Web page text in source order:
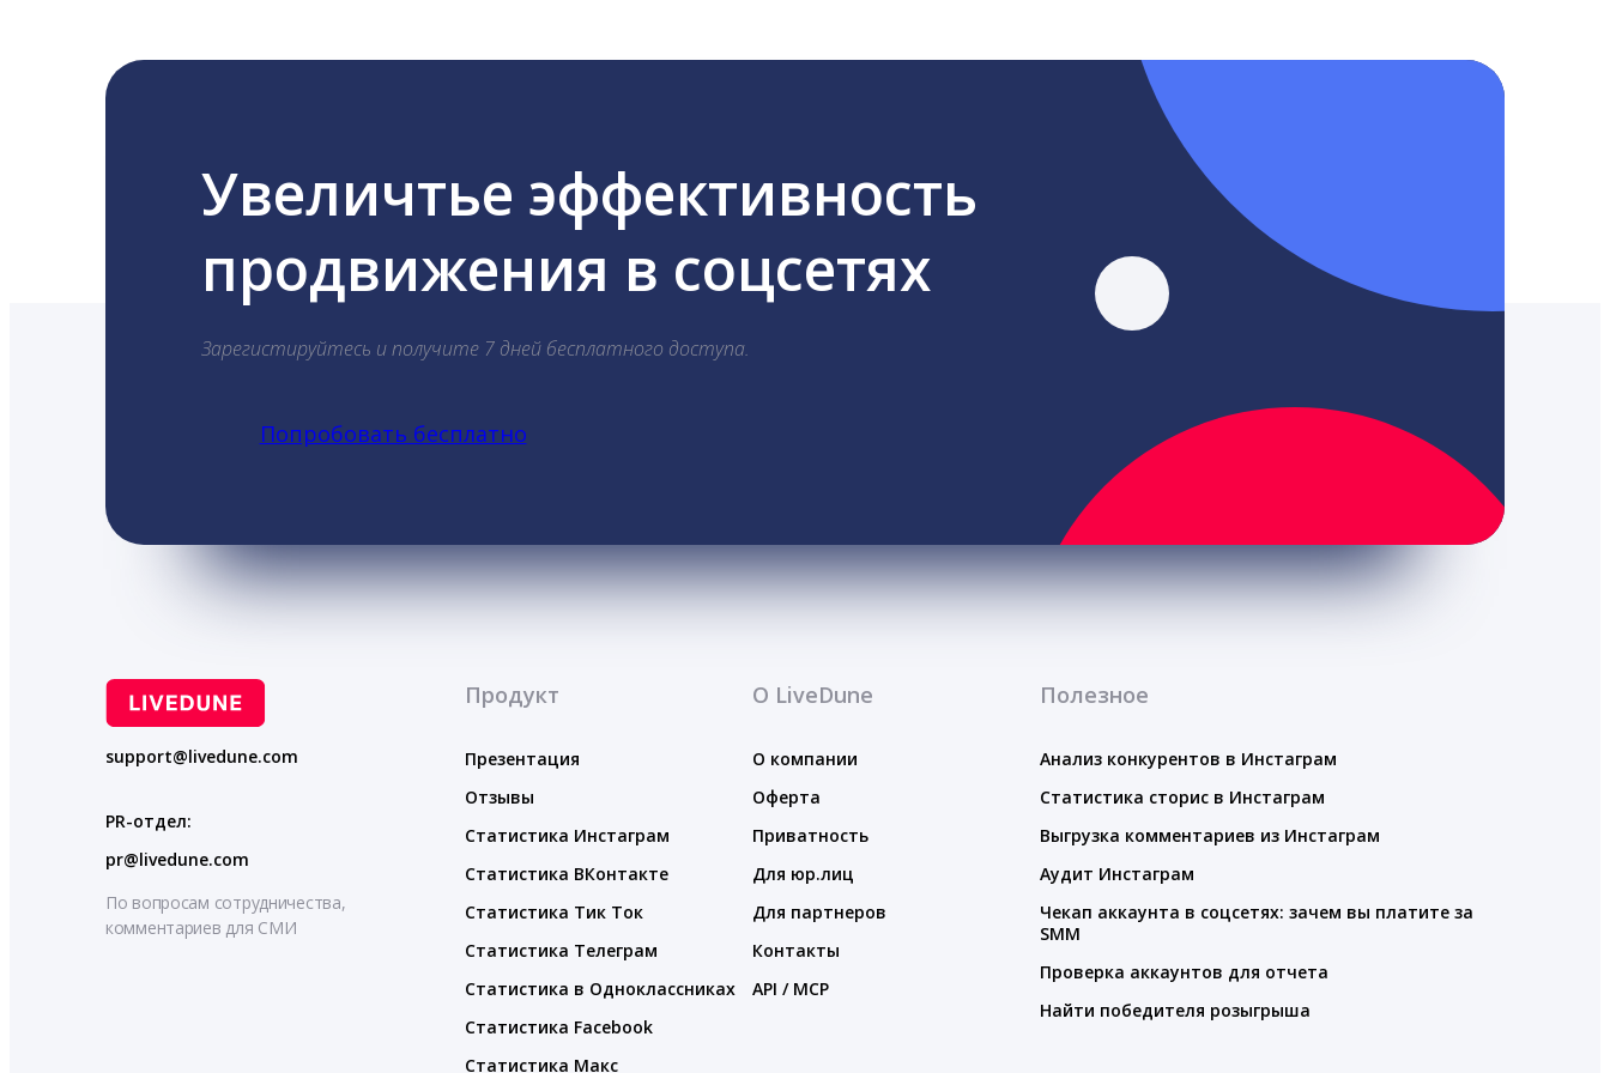
Увеличтье эффективность
продвижения в соцсетях
Зарегистируйтесь и получите 7 дней бесплатного доступа.
Попробовать бесплатно
support@livedune.com
PR-отдел:
pr@livedune.com
По вопросам сотрудничества,
комментариев для СМИ
Продукт
Презентация
Отзывы
Статистика Инстаграм
Статистика ВКонтакте
Статистика Тик Ток
Статистика Телеграм
Статистика в Одноклассниках
Статистика Facebook
Статистика Макс
О LiveDune
О компании
Оферта
Приватность
Для юр.лиц
Для партнеров
Контакты
API / MCP
Полезное
Анализ конкурентов в Инстаграм
Статистика сторис в Инстаграм
Выгрузка комментариев из Инстаграм
Аудит Инстаграм
Чекап аккаунта в соцсетях: зачем вы платите за
SMM
Проверка аккаунтов для отчета
Найти победителя розыгрыша